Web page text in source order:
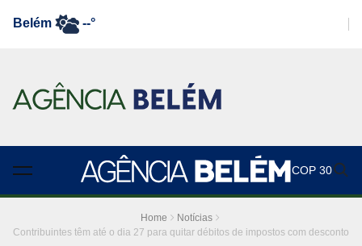
Belém --°
COP 30
Home
Notícias
Contribuintes têm até o dia 27 para quitar débitos de impostos com desconto